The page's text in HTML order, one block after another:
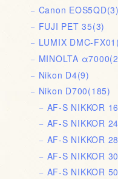
Canon EOS5QD(3)
FUJI PET 35(3)
LUMIX DMC-FX01
MINOLTA α7000
Nikon D4(9)
Nikon D700(185)
AF-S NIKKOR
AF-S NIKKOR
AF-S NIKKOR
AF-S NIKKOR
AF-S NIKKOR